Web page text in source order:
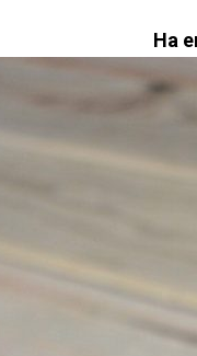
Ha